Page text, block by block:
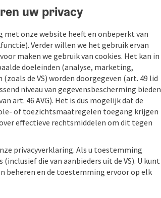
uw privacy
met onze website heeft en onbeperkt van
Verder willen we het gebruik ervan
maken we gebruik van cookies. Het kan in
doeleinden (analyse, marketing,
de VS) worden doorgegeven (art. 49 lid
niveau van gegevensbescherming bieden
art. 46 AVG). Het is dus mogelijk dat de
of toezichtsmaatregelen toegang krijgen
effectieve rechtsmiddelen om dit tegen
privacyverklaring. Als u toestemming
die van aanbieders uit de VS). U kunt
beheren en de toestemming ervoor op elk